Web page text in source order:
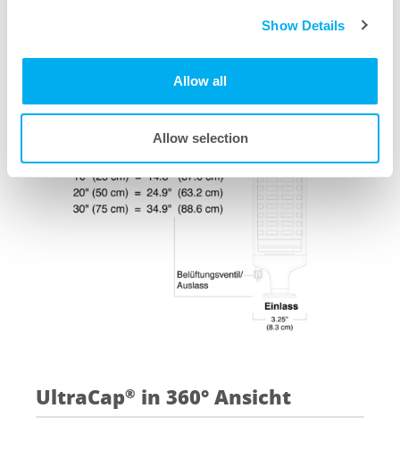
Show Details
Allow all
Allow selection
UltraCap® in 360° Ansicht